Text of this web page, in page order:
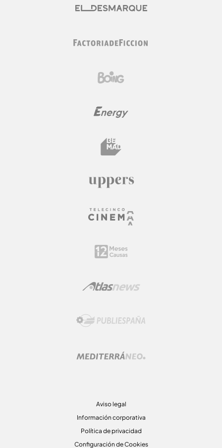
Aviso legal
Información corporativa
Política de privacidad
Configuración de Cookies